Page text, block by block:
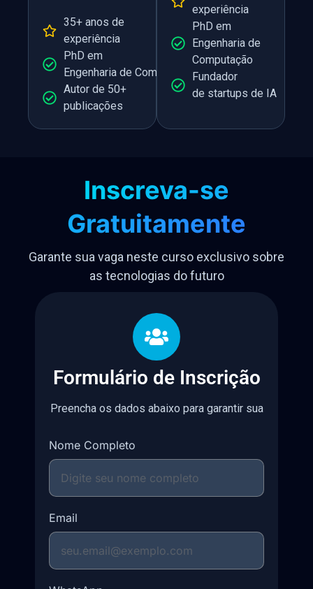
35+ anos de
experiência
PhD em
Engenharia de Computação
Autor de 50+
publicações
experiência
PhD em
Engenharia de
Computação
Fundador
de startups de IA
Inscreva-se
Gratuitamente
Garante sua vaga neste curso exclusivo sobre
as tecnologias do futuro
Formulário de Inscrição
Preencha os dados abaixo para garantir sua
Nome Completo
Email